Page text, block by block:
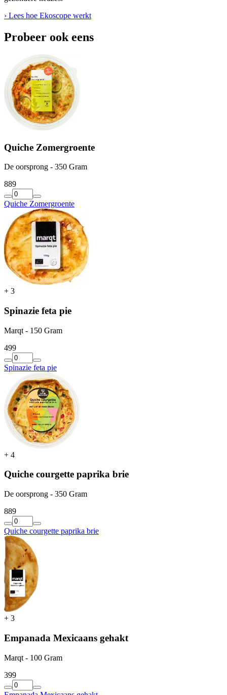
› Lees hoe Ekoscope werkt
Probeer ook eens
Quiche Zomergroente
De oorsprong - 350 Gram
889
Quiche Zomergroente
+ 3
Spinazie feta pie
Marqt - 150 Gram
499
Spinazie feta pie
+ 4
Quiche courgette paprika brie
De oorsprong - 350 Gram
889
Quiche courgette paprika brie
+ 3
Empanada Mexicaans gehakt
Marqt - 100 Gram
399